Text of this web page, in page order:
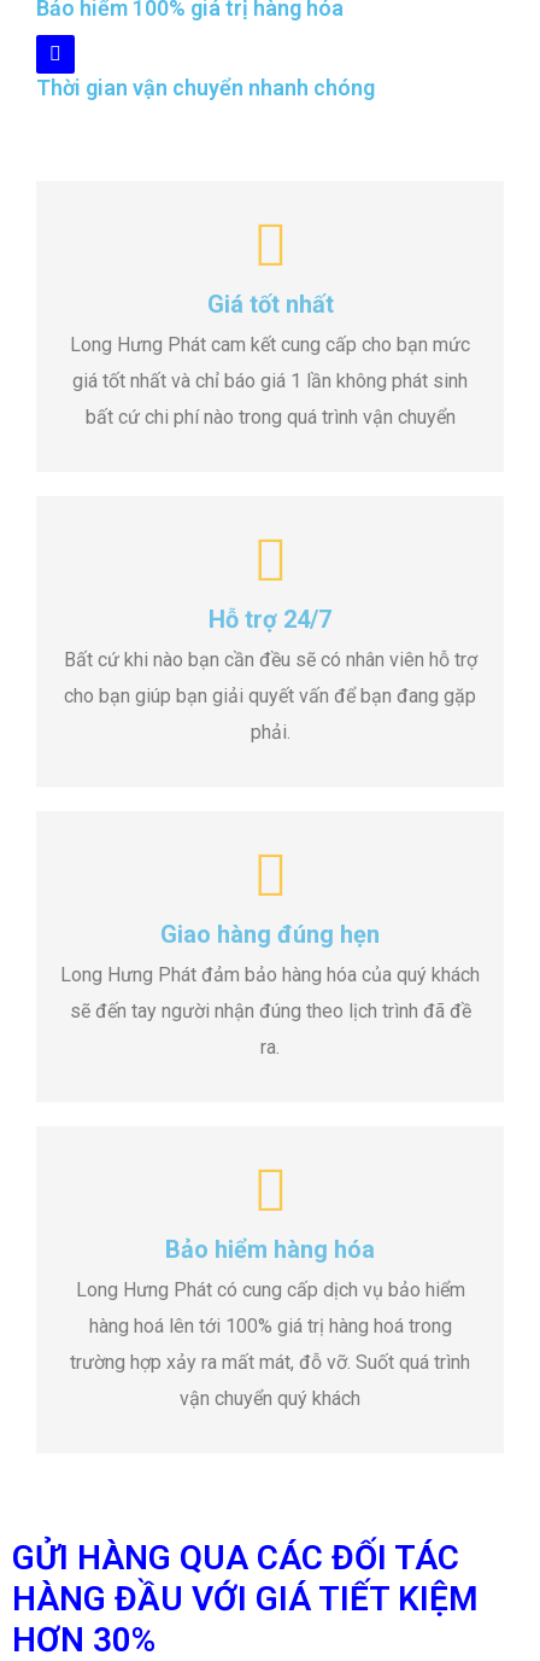
Bảo hiểm 100% giá trị hàng hóa
Thời gian vận chuyển nhanh chóng
Giá tốt nhất
Long Hưng Phát cam kết cung cấp cho bạn mức
giá tốt nhất và chỉ báo giá 1 lần không phát sinh
bất cứ chi phí nào trong quá trình vận chuyển
Hỗ trợ 24/7
Bất cứ khi nào bạn cần đều sẽ có nhân viên hỗ trợ
cho bạn giúp bạn giải quyết vấn để bạn đang gặp
phải.
Giao hàng đúng hẹn
Long Hưng Phát đảm bảo hàng hóa của quý khách
sẽ đến tay người nhận đúng theo lịch trình đã đề
ra.
Bảo hiểm hàng hóa
Long Hưng Phát có cung cấp dịch vụ bảo hiểm
hàng hoá lên tới 100% giá trị hàng hoá trong
trường hợp xảy ra mất mát, đỗ vỡ. Suốt quá trình
vận chuyển quý khách
GỬI HÀNG QUA CÁC ĐỐI TÁC
HÀNG ĐẦU VỚI GIÁ TIẾT KIỆM
HƠN 30%